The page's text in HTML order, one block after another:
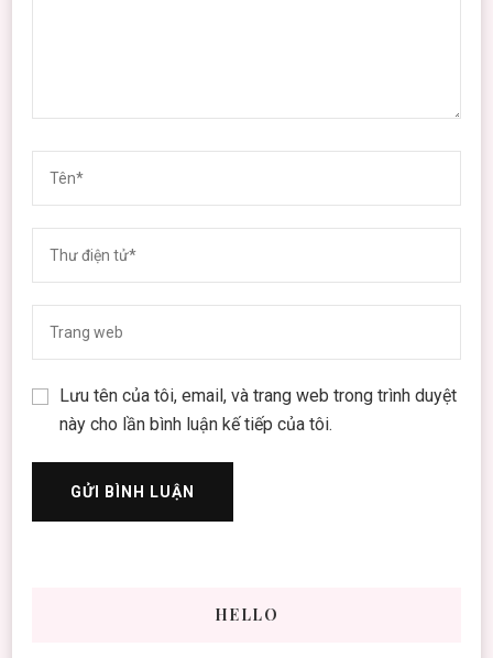
Lưu tên của tôi, email, và trang web trong trình duyệt
này cho lần bình luận kế tiếp của tôi.
HELLO